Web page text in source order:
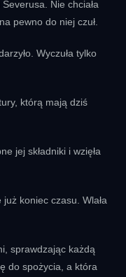
Nie chciała
pewno do niej czuł.
Wyczuła tylko
którą mają dziś
jej składniki i wzięła
koniec czasu. Wlała
sprawdzając każdą
do spożycia, a która